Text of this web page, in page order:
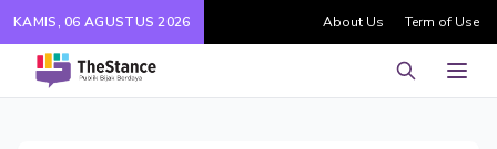
KAMIS, 06 AGUSTUS 2026 About Us Term of Use
Pencarian